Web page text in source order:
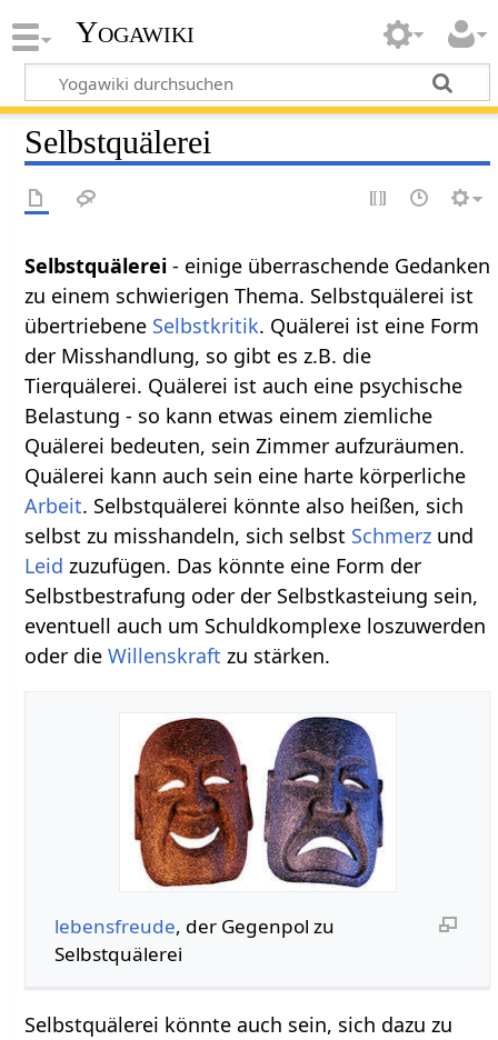
Yogawiki
Selbstquälerei
Selbstquälerei - einige überraschende Gedanken
zu einem schwierigen Thema. Selbstquälerei ist
übertriebene Selbstkritik. Quälerei ist eine Form
der Misshandlung, so gibt es z.B. die
Tierquälerei. Quälerei ist auch eine psychische
Belastung - so kann etwas einem ziemliche
Quälerei bedeuten, sein Zimmer aufzuräumen.
Quälerei kann auch sein eine harte körperliche
Arbeit. Selbstquälerei könnte also heißen, sich
selbst zu misshandeln, sich selbst Schmerz und
Leid zuzufügen. Das könnte eine Form der
Selbstbestrafung oder der Selbstkasteiung sein,
eventuell auch um Schuldkomplexe loszuwerden
oder dieWillenskraft zu stärken.
lebensfreude, der Gegenpol zu
Selbstquälerei
Selbstquälerei könnte auch sein, sich dazu zu